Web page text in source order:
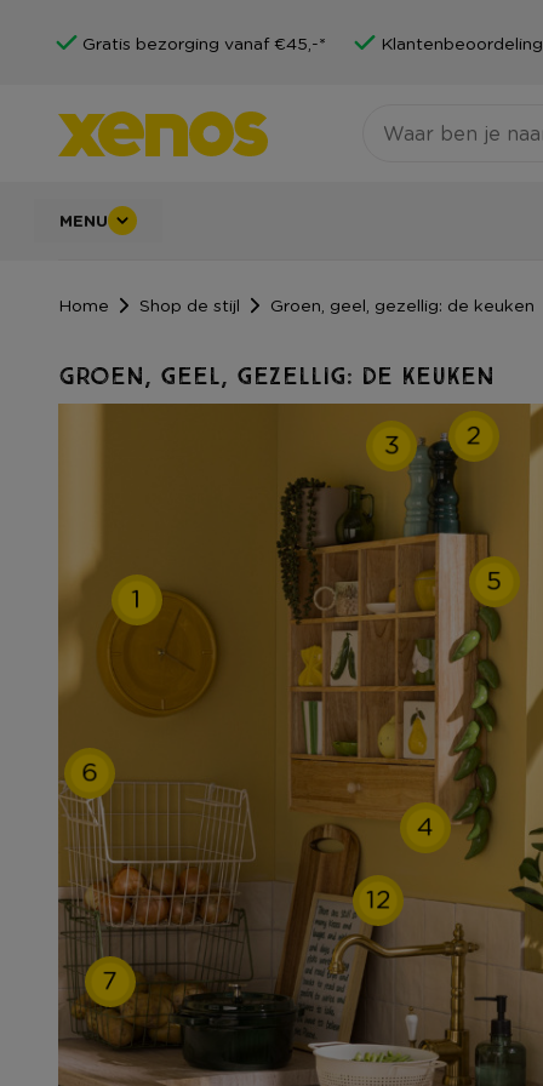
Gratis bezorging vanaf €45,-*
MENU
Home Shop de stijl Groen, geel, gezellig: de keuken
Groen, geel, gezellig: de keuken
1
2
3
4
5
6
7
12